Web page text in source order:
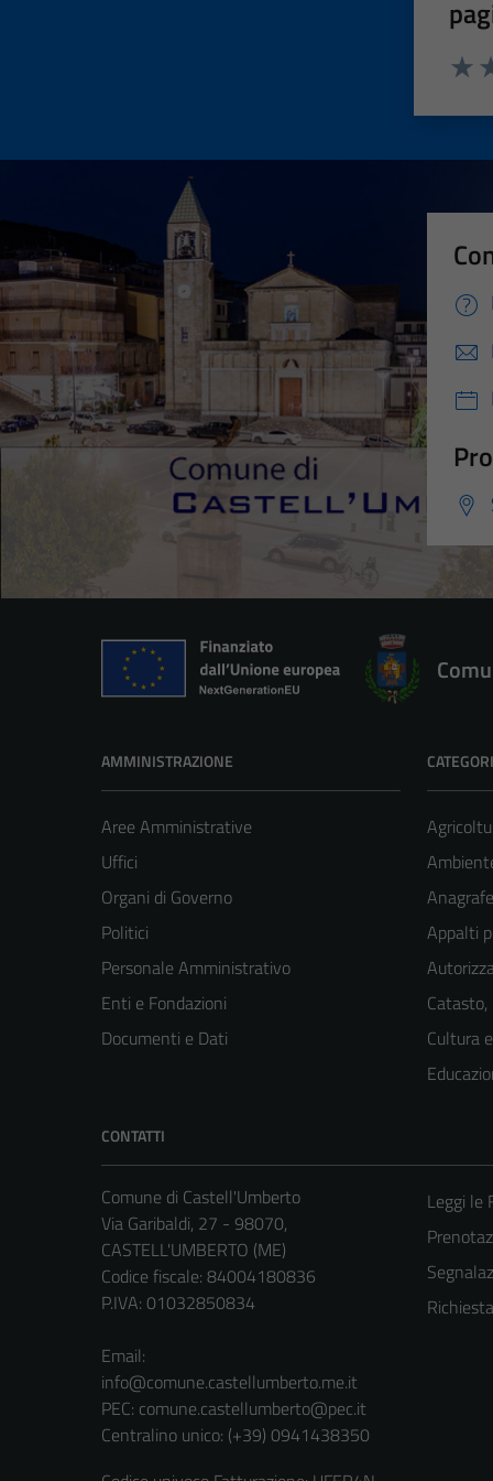
AMMINISTRAZIONE
Aree Amministrative
Uffici
Organi di Governo
Politici
Personale Amministrativo
Enti e Fondazioni
Documenti e Dati
Appalti
Cultura
CONTATTI
Comune di Castell'Umberto
Via Garibaldi, 27 - 98070,
CASTELL'UMBERTO (ME)
Codice fiscale: 84004180836
P.IVA: 01032850834
Email:
info@comune.castellumberto.me.it
PEC: comune.castellumberto@pec.it
Centralino unico: (+39) 0941438350
Leggi le